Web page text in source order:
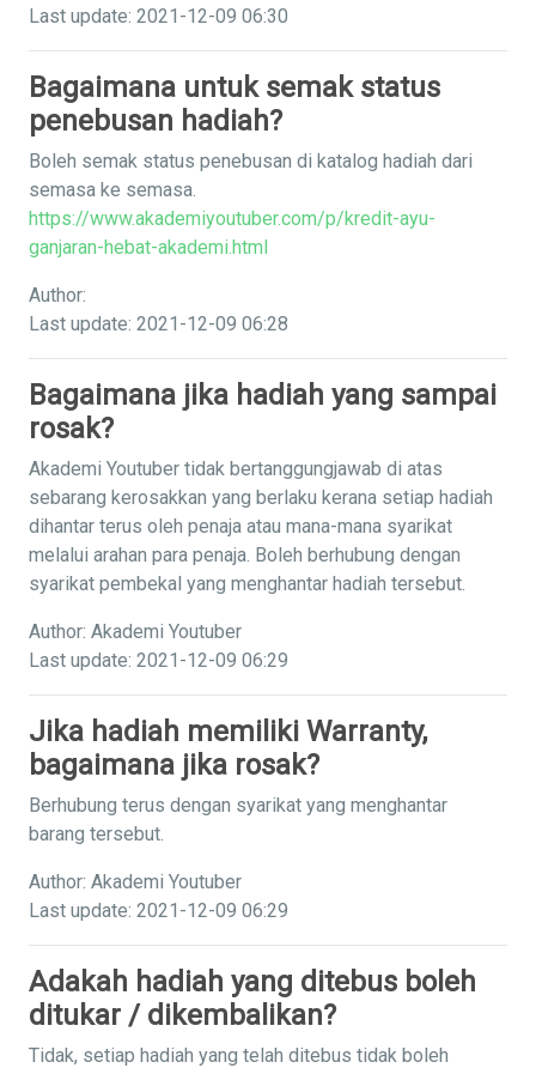
Last update: 2021-12-09 06:30
Bagaimana untuk semak status
penebusan hadiah?
Boleh semak status penebusan di katalog hadiah dari
semasa ke semasa.
https://www.akademiyoutuber.com/p/kredit-ayu-
ganjaran-hebat-akademi.html
Author:
Last update: 2021-12-09 06:28
Bagaimana jika hadiah yang sampai
rosak?
Akademi Youtuber tidak bertanggungjawab di atas
sebarang kerosakkan yang berlaku kerana setiap hadiah
dihantar terus oleh penaja atau mana-mana syarikat
melalui arahan para penaja. Boleh berhubung dengan
syarikat pembekal yang menghantar hadiah tersebut.
Author: Akademi Youtuber
Last update: 2021-12-09 06:29
Jika hadiah memiliki Warranty,
bagaimana jika rosak?
Berhubung terus dengan syarikat yang menghantar
barang tersebut.
Author: Akademi Youtuber
Last update: 2021-12-09 06:29
Adakah hadiah yang ditebus boleh
ditukar / dikembalikan?
Tidak, setiap hadiah yang telah ditebus tidak boleh